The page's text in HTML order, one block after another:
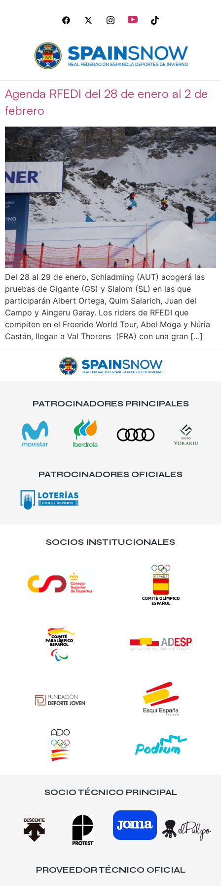
Agenda RFEDI del 28 de enero al 2 de
febrero
Del 28 al 29 de enero, Schladming (AUT) acogerá las
pruebas de Gigante (GS) y Slalom (SL) en las que
participarán Albert Ortega, Quim Salarich, Juan del
Campo y Aingeru Garay. Los riders de RFEDI que
compiten en el Freeride World Tour, Abel Moga y Núria
Castán, llegan a Val Thorens (FRA) con una gran […]
PATROCINADORES PRINCIPALES
PATROCINADORES OFICIALES
SOCIOS INSTITUCIONALES
SOCIO TÉCNICO PRINCIPAL
PROVEEDOR TÉCNICO OFICIAL